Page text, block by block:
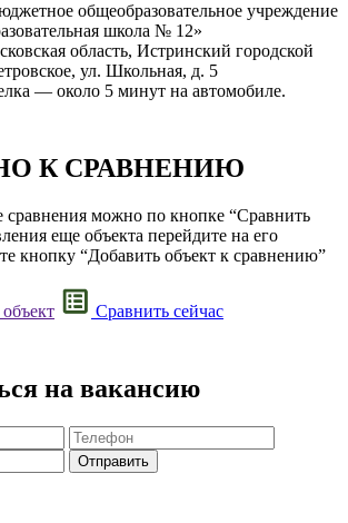
общеобразовательное учреждение
школа № 12»
область, Истринский городской
ул. Школьная, д. 5
— около 5 минут на автомобиле.
К СРАВНЕНИЮ
сравнения можно по кнопке “Сравнить
еще объекта перейдите на его
кнопку “Добавить объект к сравнению”
Сравнить сейчас
на вакансию
Отправить